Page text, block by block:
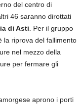
del centro di
46 saranno dirottati
di Asti. Per il gruppo
la riprova del fallimento
nel mezzo della
per fermare gli
aprono i porti